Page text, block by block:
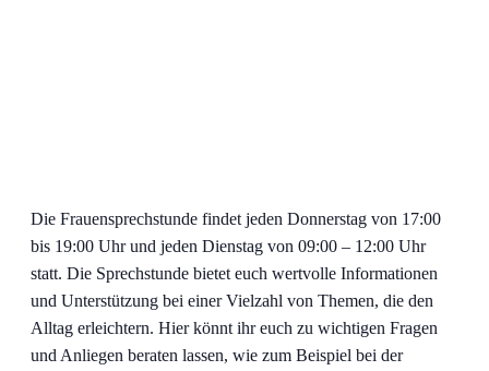
Die Frauensprechstunde findet jeden Donnerstag von 17:00
bis 19:00 Uhr und jeden Dienstag von 09:00 – 12:00 Uhr
statt. Die Sprechstunde bietet euch wertvolle Informationen
und Unterstützung bei einer Vielzahl von Themen, die den
Alltag erleichtern. Hier könnt ihr euch zu wichtigen Fragen
und Anliegen beraten lassen, wie zum Beispiel bei der